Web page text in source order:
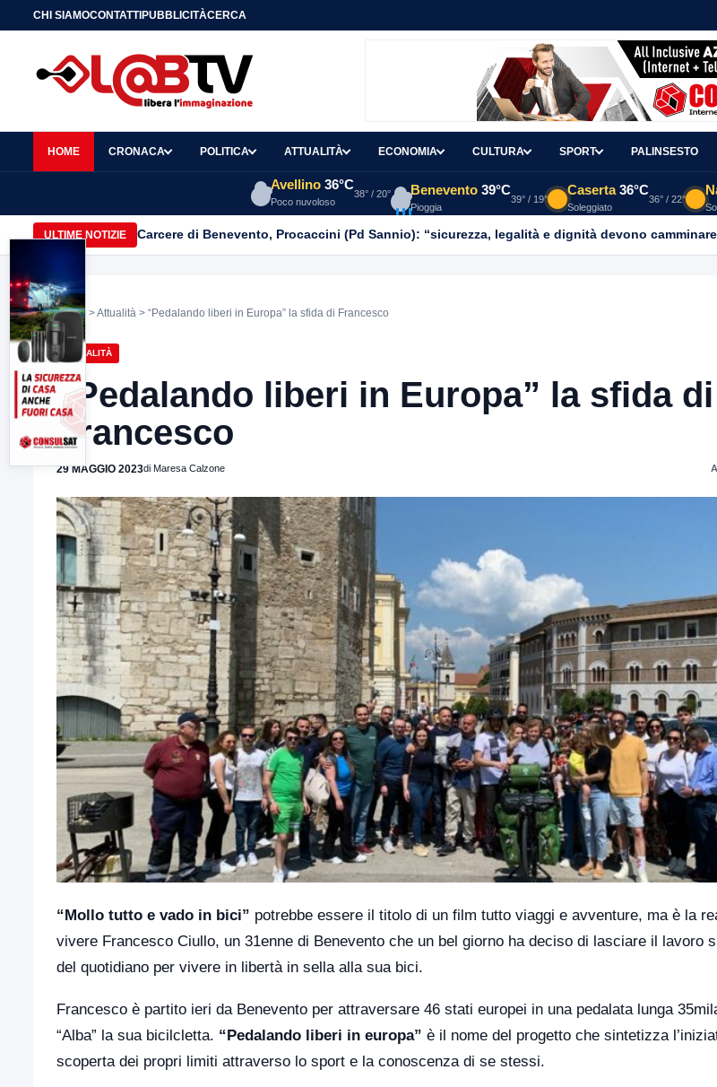
CHI SIAMOCONTATTIPUBBLICITÀCERCA
HOME CRONACA POLITICA ATTUALITÀ ECONOMIA CULTURA SPORT PALINSESTO
Avellino 36°C
Poco nuvoloso
38° / 20° Benevento 39°C
Pioggia
39° / 19°
Caserta 36°C
Soleggiato
36° / 22°
ULTIME NOTIZIE Carcere di Benevento, Procaccini (Pd Sannio): “sicurezza, legalità e dignità devono
Home >Attualità > “Pedalando liberi in Europa” la sfida di Francesco
ATTUALITÀ
“Pedalando liberi in Europa” la sfida di
Francesco
29 MAGGIO 2023di Maresa Calzone
“Mollo tutto e vado in bici” potrebbe essere il titolo di un film tutto viaggi e avventure, ma è la
vivere Francesco Ciullo, un 31enne di Benevento che un bel giorno ha deciso di lasciare il lavoro
del quotidiano per vivere in libertà in sella alla sua bici.
Francesco è partito ieri da Benevento per attraversare 46 stati europei in una pedalata lunga
“Alba” la sua bicilcletta. “Pedalando liberi in europa” è il nome del progetto che sintetizza
scoperta dei propri limiti attraverso lo sport e la conoscenza di se stessi.